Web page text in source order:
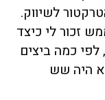
לשיווק.
זכור לי כיצד
כמה ביצים
היה שש